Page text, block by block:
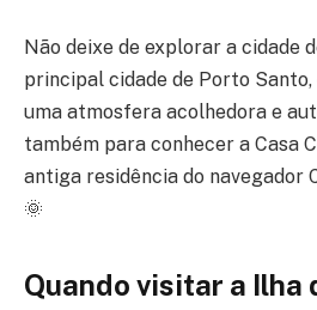
Não deixe de explorar a cidade
principal cidade de Porto
uma atmosfera acolhedora e
também para conhecer a Casa
antiga residência do navegador
🌞
Quando visitar a Ilha